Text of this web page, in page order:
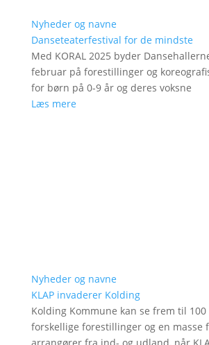
Nyheder og navne
Danseteaterfestival for de mindste
Med KORAL 2025 byder
februar på forestillinger og
for børn på 0-9 år og deres voksne
Læs mere
Nyheder og navne
KLAP invaderer Kolding
Kolding Kommune kan se frem til
forskellige forestillinger og en masse